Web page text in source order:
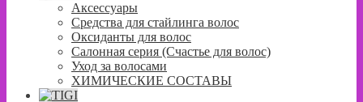
Аксессуары
Средства для стайлинга волос
Оксиданты для волос
Салонная серия (Счастье для волос)
Уход за волосами
ХИМИЧЕСКИЕ СОСТАВЫ